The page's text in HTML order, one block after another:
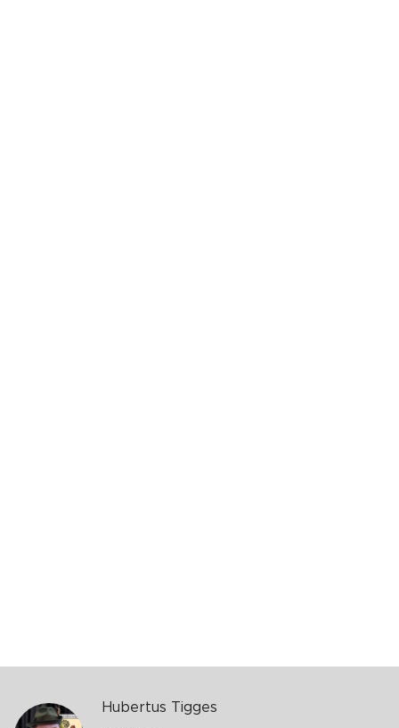
Hubertus Tigges